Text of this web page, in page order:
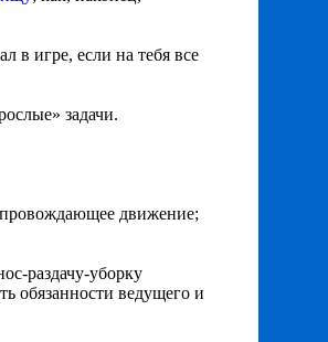
в игре, если на тебя все
задачи.
движение;
раздачу-уборку
обязанности ведущего и